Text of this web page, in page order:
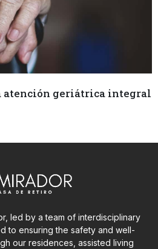
atención geriátrica integral
led by a team of interdisciplinary
to ensuring the safety and well-
our residences, assisted living